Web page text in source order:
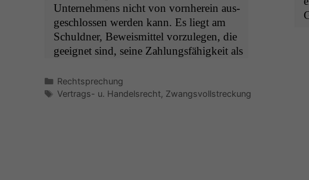
Unternehmens nicht von vorn­here­in aus­
geschlossen wer­den kann. Es liegt am
Schuld­ner, Beweis­mit­tel vorzule­gen, die
geeignet sind, seine Zahlungs­fähigkeit als
Kategorien
Rechtsprechung
Schlagwörter
Vertrags- u. Handelsrecht, Zwangsvollstreckung